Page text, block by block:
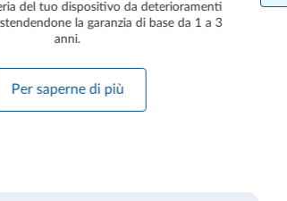
del tuo dispositivo da deterioramenti
la garanzia di base da 1 a 3
anni.
Per saperne di più